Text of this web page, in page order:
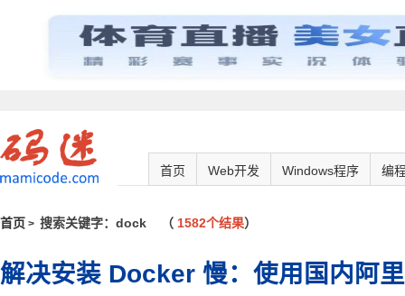
首页 Web开发 Windows程序 编
首页 > 搜索关键字：dock （ 1582个结果）
解决安装 Docker 慢：使用国内阿